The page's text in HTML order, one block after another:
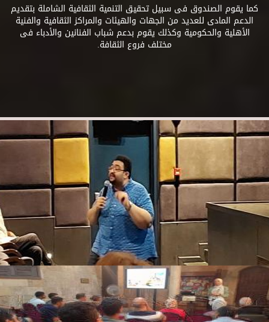
كما يقوم الصندوق فى سبيل تحقيق التنمية الثقافية الشاملة بتقديم
الدعم المادى للعديد من الجهات والهيئات والمراكز الثقافية والفنية
الأهلية والحكومية وكذلك يقوم بدعم شباب الفنانين والأدباء فى
مختلف فروع الثقافة.